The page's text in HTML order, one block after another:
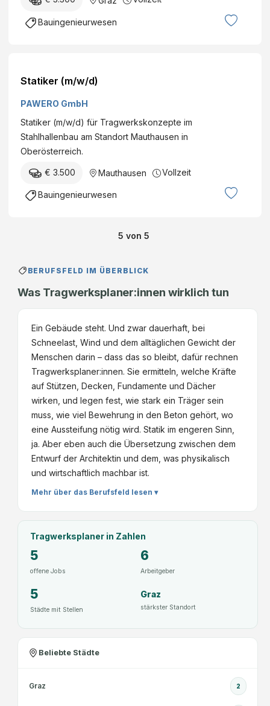
Bauingenieurwesen
Statiker (m/w/d)
PAWERO GmbH
Statiker (m/w/d) für Tragwerkskonzepte im
Stahlhallenbau am Standort Mauthausen in
Oberösterreich.
€ 3.500 Mauthausen Vollzeit
Bauingenieurwesen
5 von 5
BERUFSFELD IM ÜBERBLICK
Was Tragwerksplaner:innen wirklich tun
Ein Gebäude steht. Und zwar dauerhaft, bei
Schneelast, Wind und dem alltäglichen Gewicht der
Menschen darin – dass das so bleibt, dafür rechnen
Tragwerksplaner:innen. Sie ermitteln, welche Kräfte
auf Stützen, Decken, Fundamente und Dächer
wirken, und legen fest, wie stark ein Träger sein
muss, wie viel Bewehrung in den Beton gehört, wo
eine Aussteifung nötig wird. Statik im engeren Sinn,
ja. Aber eben auch die Übersetzung zwischen dem
Entwurf der Architektin und dem, was physikalisch
und wirtschaftlich machbar ist.
Mehr über das Berufsfeld lesen ▾
Tragwerksplanerin Zahlen
5
offene Jobs
6
Arbeitgeber
5
Städte mit Stellen
Graz
stärkster Standort
Beliebte Städte
Graz 2